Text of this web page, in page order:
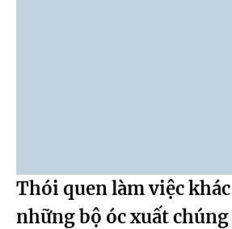
Thói quen làm việc
những bộ óc xuất chúng